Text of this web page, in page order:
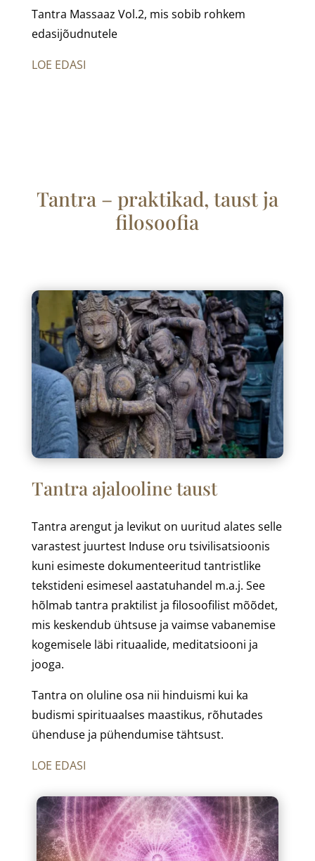
Tantra Massaaz Vol.2, mis sobib rohkem
edasijõudnutele
LOE EDASI
Tantra – praktikad, taust ja
filosoofia
Tantra ajalooline taust
Tantra arengut ja levikut on uuritud alates selle
varastest juurtest Induse oru tsivilisatsioonis
kuni esimeste dokumenteeritud tantristlike
tekstideni esimesel aastatuhandel m.a.j. See
hõlmab tantra praktilist ja filosoofilist mõõdet,
mis keskendub ühtsuse ja vaimse vabanemise
kogemisele läbi rituaalide, meditatsiooni ja
jooga.
Tantra on oluline osa nii hinduismi kui ka
budismi spirituaalses maastikus, rõhutades
ühenduse ja pühendumise tähtsust.
LOE EDASI